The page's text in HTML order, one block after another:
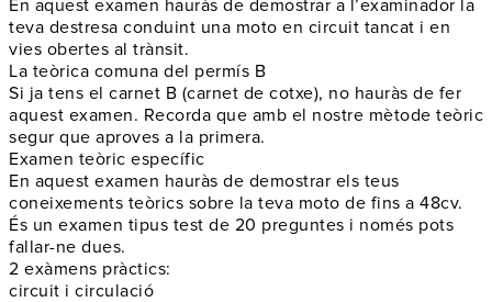
En aquest examen hauràs de demostrar a l’examinador la
teva destresa conduint una moto en circuit tancat i en
vies obertes al trànsit.
La teòrica comuna del permís B
Si ja tens el carnet B (carnet de cotxe), no hauràs de fer
aquest examen. Recorda que amb el nostre mètode teòric
segur que aproves a la primera.
Examen teòric específic
En aquest examen hauràs de demostrar els teus
coneixements teòrics sobre la teva moto de fins a 48cv.
És un examen tipus test de 20 preguntes i només pots
fallar-ne dues.
2 exàmens pràctics:
circuit i circulació